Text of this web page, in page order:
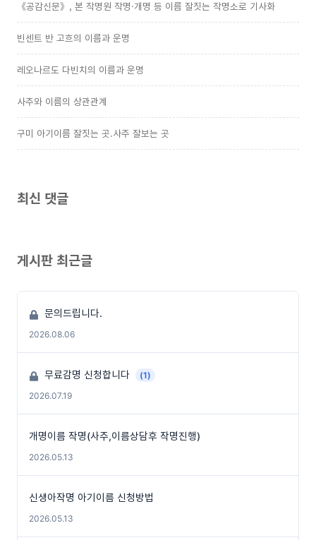
《공감신문》, 본 작명원 작명·개명 등 이름 잘짓는 작명소로 기사화
빈센트 반 고흐의 이름과 운명
레오나르도 다빈치의 이름과 운명
사주와 이름의 상관관계
구미 아기이름 잘짓는 곳.사주 잘보는 곳
최신 댓글
게시판 최근글
문의드립니다.
2026.08.06
무료감명 신청합니다
(1)
2026.07.19
개명이름 작명(사주,이름상담후 작명진행)
2026.05.13
신생아작명 아기이름 신청방법
2026.05.13